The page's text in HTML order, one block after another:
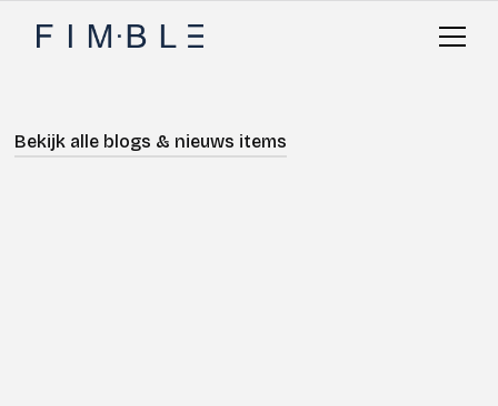
Bekijk alle blogs & nieuws items